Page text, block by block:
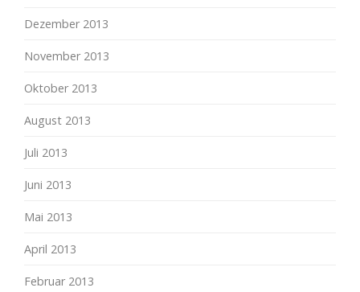
Dezember 2013
November 2013
Oktober 2013
August 2013
Juli 2013
Juni 2013
Mai 2013
April 2013
Februar 2013